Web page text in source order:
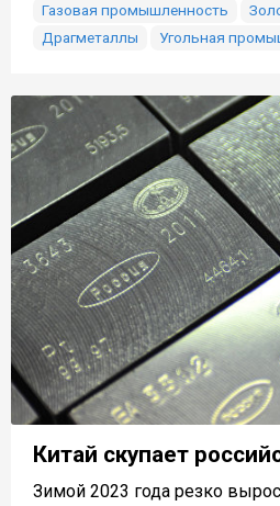
Газовая промышленность
Драгметаллы
Угольная
Китай скупает
Зимой 2023 года резко